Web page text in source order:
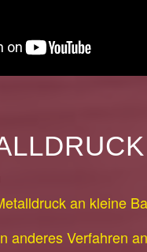
an kleine
anderes Verfahren